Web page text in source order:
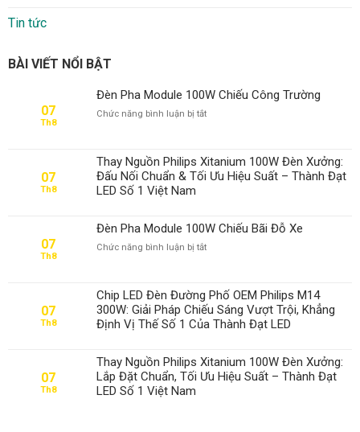
Tin tức
BÀI VIẾT NỔI BẬT
07
Th8
Đèn Pha Module 100W Chiếu Công Trường
Chức năng bình luận bị tắtở
100W
Chiếu
07
Th8
Thay Nguồn Philips Xitanium 100W Đèn Xưởng:
Đấu Nối Chuẩn & Tối Ưu Hiệu Suất – Thành Đạt
LED Số 1 Việt Nam
07
Th8
Đèn Pha Module 100W Chiếu Bãi Đỗ Xe
Chức năng bình luận bị tắtở
Module
100W
Chiếu
Bãi
Xe
07
Th8
Chip LED Đèn Đường Phố OEM Philips M14
300W: Giải Pháp Chiếu Sáng Vượt Trội, Khẳng
Định Vị Thế Số 1 Của Thành Đạt LED
07
Th8
Thay Nguồn Philips Xitanium 100W Đèn Xưởng:
Lắp Đặt Chuẩn, Tối Ưu Hiệu Suất – Thành Đạt
LED Số 1 Việt Nam